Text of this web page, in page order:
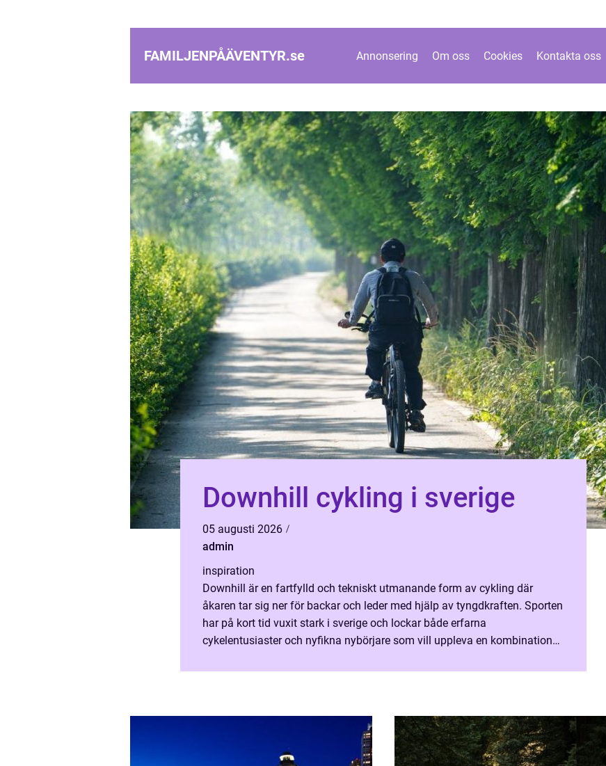
FAMILJENPÅÄVENTYR.se Annonsering Om oss Cookies Kontakta oss
Downhill cykling i sverige
05 augusti 2026
admin
inspiration
Downhill är en fartfylld och tekniskt utmanande form av cykling där
åkaren tar sig ner för backar och leder med hjälp av tyngdkraften. Sporten
har på kort tid vuxit stark i sverige och lockar både erfarna
cykelentusiaster och nyfikna nybörjare som vill uppleva en kombination
Dow...